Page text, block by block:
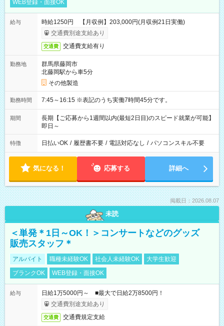
WEB登録・面接OK
給与
時給1250円 【月収例】203,000円(月収例21日実働)
交通費別途支給あり
交通費 交通費支給有り
勤務地
群馬県藤岡市
北藤岡駅から車5分
その他製造
勤務時間 7:45～16:15 ※表記のうち実働7時間45分です。
期間
長期【ご応募から1週間以内(最短2日目)のスピード就業が可能】
即日～
特徴 日払いOK / 履歴書不要 / 電話対応なし / パソコンスキル不要
気になる！ 応募する 詳細へ
掲載日：2026.08.07
未読
＜単発＊1日～OK！＞コンサートなどのグッズ
販売スタッフ＊
アルバイト 職種未経験OK 社会人未経験OK
大学生歓迎
ブランクOK
WEB登録・面接OK
給与
日給1万5000円～ ■最大で日給2万8500円！
交通費別途支給あり
交通費 交通費規定支給